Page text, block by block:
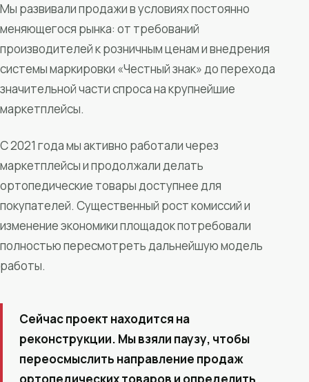
Мы развивали продажи в условиях постоянно
меняющегося рынка: от требований
производителей к розничным ценам и внедрения
системы маркировки «Честный знак» до перехода
значительной части спроса на крупнейшие
маркетплейсы.
С 2021 года мы активно работали через
маркетплейсы и продолжали делать
ортопедические товары доступнее для
покупателей. Существенный рост комиссий и
изменение экономики площадок потребовали
полностью пересмотреть дальнейшую модель
работы.
Сейчас проект находится на
реконструкции. Мы взяли паузу, чтобы
переосмыслить направление продаж